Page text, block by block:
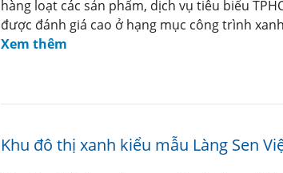
hàng loạt các sản phẩm, dịch vụ tiêu biểu
được đánh giá cao ở hạng mục công trình
Xem thêm
Khu đô thị xanh kiểu mẫu Làng Sen